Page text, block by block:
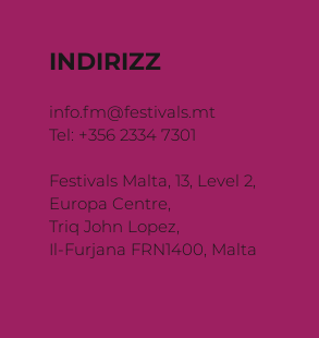
INDIRIZZ
info.fm@festivals.mt
Tel: +356 2334 7301
Festivals Malta, 13, Level 2,
Europa Centre,
Triq John Lopez,
Il-Furjana FRN1400, Malta